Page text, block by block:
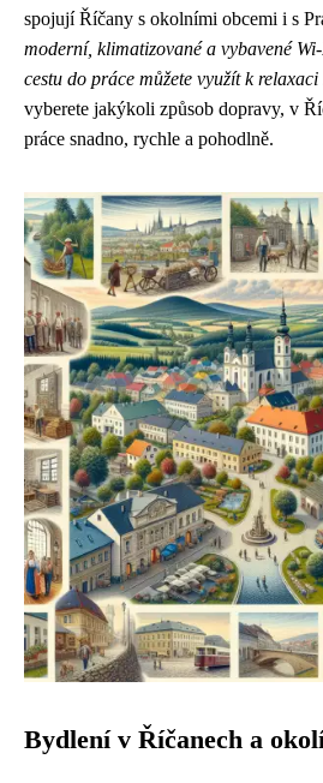
spojují Říčany s okolními obcemi i s
moderní, klimatizované a vybavené
cestu do práce můžete využít k
vyberete jakýkoli způsob dopravy, v
práce snadno, rychle a pohodlně.
Bydlení v Říčanech a